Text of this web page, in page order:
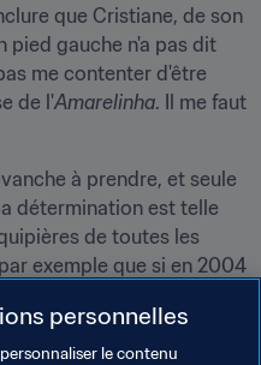
que Cristiane, de son
pied gauche n'a pas dit
me contenter d'être
de l'Amarelinha. Il me faut
à prendre, et seule
détermination est telle
de toutes les
exemple que si en 2004
olympiques",
de belles choses, mais
personnelles
le contenu